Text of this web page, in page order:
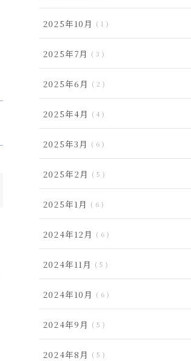
2025年10月 1
2025年7月 3
2025年6月 2
2025年4月 4
2025年3月 6
2025年2月 5
2025年1月 6
2024年12月 6
2024年11月 5
2024年10月 6
2024年9月 5
2024年8月 5